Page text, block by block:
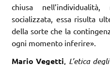
chiusa
socializzata, essa risulta
della sorte che la
ogni momento inferire».
Mario Vegetti L’etica